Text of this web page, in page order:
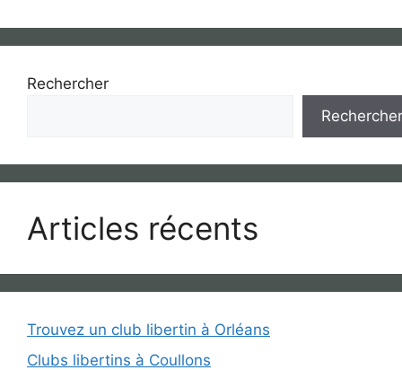
Rechercher
Rechercher
Articles récents
Trouvez un club libertin à Orléans
Clubs libertins à Coullons